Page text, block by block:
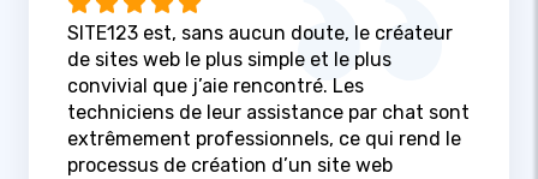
SITE123 est, sans aucun doute, le créateur
de sites web le plus simple et le plus
convivial que j’aie rencontré. Les
techniciens de leur assistance par chat sont
extrêmement professionnels, ce qui rend le
processus de création d’un site web